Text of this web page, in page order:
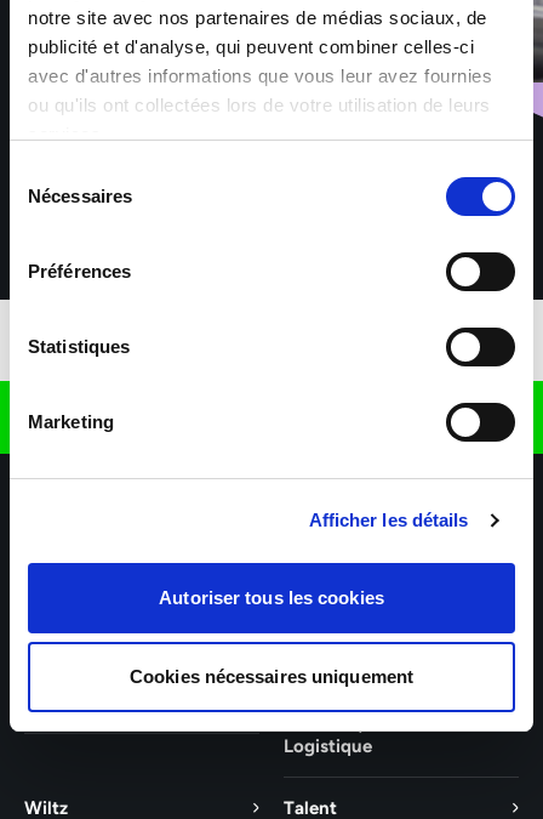
notre site avec nos partenaires de médias sociaux, de
publicité et d'analyse, qui peuvent combiner celles-ci
avec d'autres informations que vous leur avez fournies
ou qu'ils ont collectées lors de votre utilisation de leurs
Nécessaires
Préférences
Statistiques
Marketing
Afficher les détails
Autoriser tous les cookies
Cookies nécessaires uniquement
Télécharger l'application
Nos agencesNos secteurs d'activitéAide & Contact
Logistique
Wiltz Talent